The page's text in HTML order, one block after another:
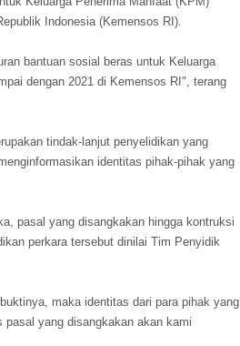
Indonesia (Kemensos RI).
bantuan sosial beras untuk Keluarga
dengan 2021 di Kemensos RI", terang
tindak-lanjut penyelidikan yang
identitas pihak-pihak yang
pasal yang disangkakan hingga kontruksi
perkara tersebut dinilai Tim Penyidik
maka identitas dari para pihak yang
pasal yang disangkakan akan kami